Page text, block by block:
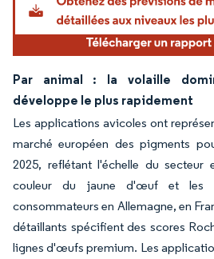
Par animal : la volaille
développe le plus rapidement
Les applications avicoles ont
marché européen des pigments
2025, reflétant l'échelle du
couleur du jaune d'œuf et les
consommateurs en Allemagne, en
détaillants spécifient des scores
lignes d'œufs premium. Les